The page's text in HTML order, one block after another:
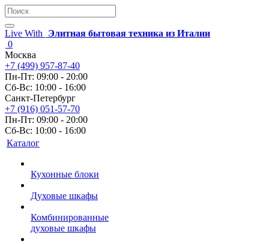
Live With
Элитная бытовая техника из Италии
0
Москва
+7 (499) 957-87-40
Пн-Пт: 09:00 - 20:00
Сб-Вс: 10:00 - 16:00
Санкт-Петербург
+7 (916) 051-57-70
Пн-Пт: 09:00 - 20:00
Сб-Вс: 10:00 - 16:00
Каталог
Кухонные блоки
Духовые шкафы
Комбинированные
духовые шкафы